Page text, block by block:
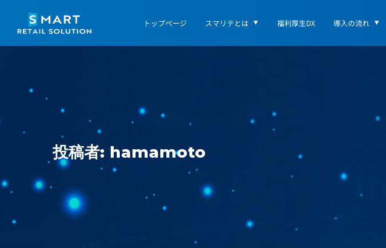
トップページ スマリテとは 福利厚生DX 導入の流れ
投稿者: hamamoto